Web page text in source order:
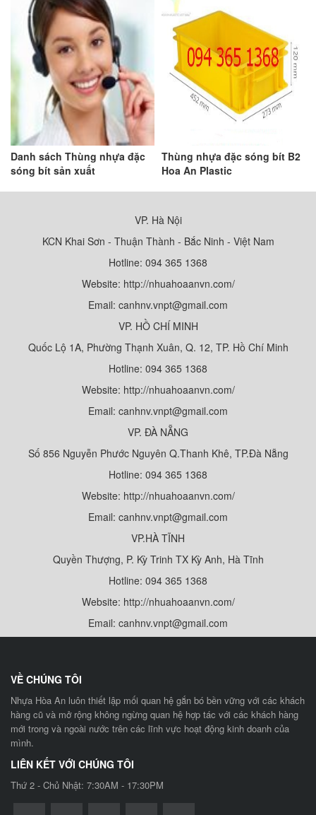
Danh sách Thùng nhựa đặc
sóng bít sản xuất
Thùng nhựa đặc sóng bít B2
Hoa An Plastic
VP. Hà Nội
KCN Khai Sơn - Thuận Thành - Bắc Ninh - Việt Nam
Hotline: 094 365 1368
Website: http://nhuahoaanvn.com/
Email: canhnv.vnpt@gmail.com
VP. HỒ CHÍ MINH
Quốc Lộ 1A, Phường Thạnh Xuân, Q. 12, TP. Hồ Chí Minh
Hotline: 094 365 1368
Website: http://nhuahoaanvn.com/
Email: canhnv.vnpt@gmail.com
VP. ĐÀ NẴNG
Số 856 Nguyễn Phước Nguyên Q.Thanh Khê, TP.Đà Nẵng
Hotline: 094 365 1368
Website: http://nhuahoaanvn.com/
Email: canhnv.vnpt@gmail.com
VP.HÀ TĨNH
Quyền Thượng, P. Kỳ Trinh TX Kỳ Anh, Hà Tĩnh
Hotline: 094 365 1368
Website: http://nhuahoaanvn.com/
Email: canhnv.vnpt@gmail.com
VỀ CHÚNG TÔI
Nhựa Hòa An luôn thiết lập mối quan hệ gắn bó bền vững với các khách
hàng cũ và mở rộng không ngừng quan hệ hợp tác với các khách hàng
mới trong và ngoài nước trên các lĩnh vực hoạt động kinh doanh của
mình.
LIÊN KẾT VỚI CHÚNG TÔI
Thứ 2 - Chủ Nhật: 7:30AM - 17:30PM